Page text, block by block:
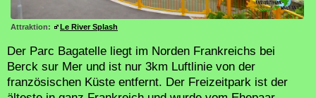
Attraktion: Le River Splash
Der Parc Bagatelle liegt im Norden Frankreichs bei
Berck sur Mer und ist nur 3km Luftlinie von der
französischen Küste entfernt. Der Freizeitpark ist der